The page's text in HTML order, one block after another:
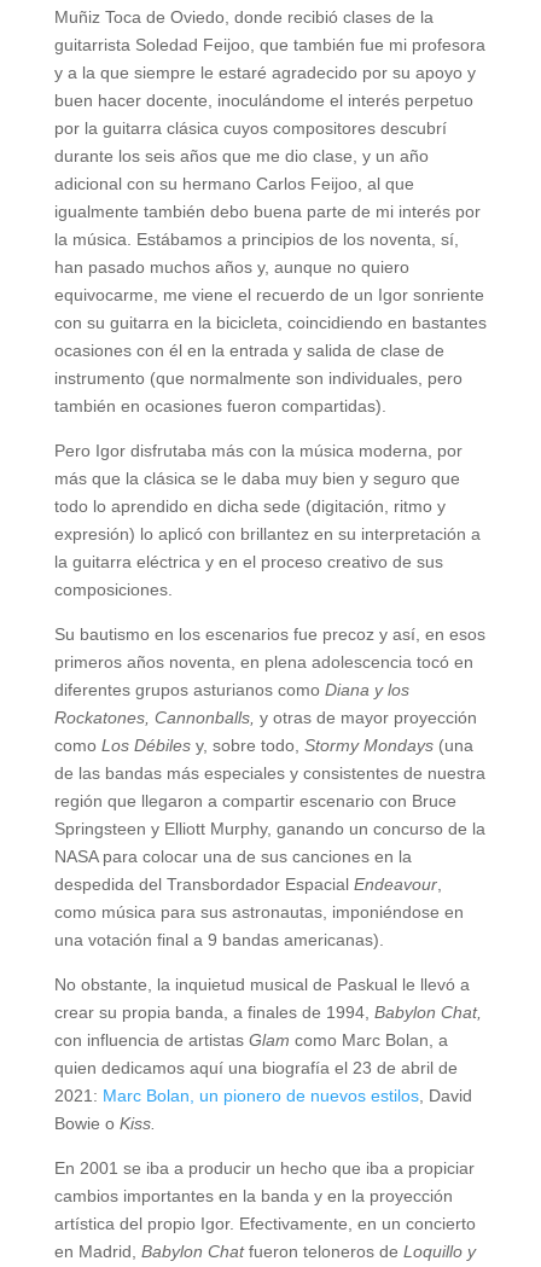
Muñiz Toca de Oviedo, donde recibió clases de la
guitarrista Soledad Feijoo, que también fue mi profesora
y a la que siempre le estaré agradecido por su apoyo y
buen hacer docente, inoculándome el interés perpetuo
por la guitarra clásica cuyos compositores descubrí
durante los seis años que me dio clase, y un año
adicional con su hermano Carlos Feijoo, al que
igualmente también debo buena parte de mi interés por
la música. Estábamos a principios de los noventa, sí,
han pasado muchos años y, aunque no quiero
equivocarme, me viene el recuerdo de un Igor sonriente
con su guitarra en la bicicleta, coincidiendo en bastantes
ocasiones con él en la entrada y salida de clase de
instrumento (que normalmente son individuales, pero
también en ocasiones fueron compartidas).
Pero Igor disfrutaba más con la música moderna, por
más que la clásica se le daba muy bien y seguro que
todo lo aprendido en dicha sede (digitación, ritmo y
expresión) lo aplicó con brillantez en su interpretación a
la guitarra eléctrica y en el proceso creativo de sus
composiciones.
Su bautismo en los escenarios fue precoz y así, en esos
primeros años noventa, en plena adolescencia tocó en
diferentes grupos asturianos como Diana y los
Rockatones, Cannonballs, y otras de mayor proyección
como Los Débilesy, sobre todo, Stormy Mondays(una
de las bandas más especiales y consistentes de nuestra
región que llegaron a compartir escenario con Bruce
Springsteen y Elliott Murphy, ganando un concurso de la
NASA para colocar una de sus canciones en la
despedida del Transbordador Espacial Endeavour,
como música para sus astronautas, imponiéndose en
una votación final a 9 bandas americanas).
No obstante, la inquietud musical de Paskual le llevó a
crear su propia banda, a finales de 1994, Babylon Chat,
con influencia de artistas Glam como Marc Bolan, a
quien dedicamos aquí una biografía el 23 de abril de
2021: Marc Bolan, un pionero de nuevos estilos, David
Bowie o Kiss.
En 2001 se iba a producir un hecho que iba a propiciar
cambios importantes en la banda y en la proyección
artística del propio Igor. Efectivamente, en un concierto
en Madrid, Babylon Chatfueron teloneros de Loquillo y